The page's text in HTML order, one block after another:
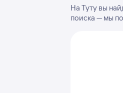
На Туту вы
поиска — мы